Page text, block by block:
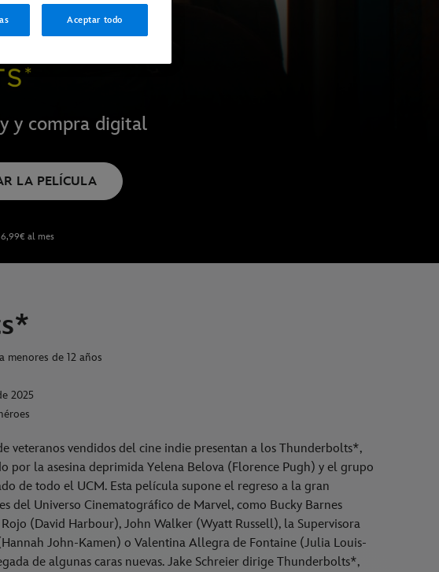
y compra digital
LA PELÍCULA
al mes
menores de 12 años
2025
veteranos vendidos del cine indie presentan a los Thunderbolts*,
por la asesina deprimida Yelena Belova (Florence Pugh) y el grupo
de todo el UCM. Esta película supone el regreso a la gran
del Universo Cinematográfico de Marvel, como Bucky Barnes
(David Harbour), John Walker (Wyatt Russell), la Supervisora
John-Kamen) o Valentina Allegra de Fontaine (Julia Louis-
de algunas caras nuevas. Jake Schreier dirige Thunderbolts*,
Aceptar todo